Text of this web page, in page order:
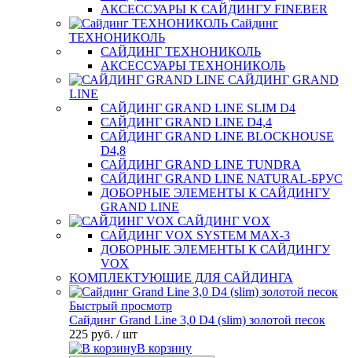
АКСЕССУАРЫ К САЙДИНГУ FINEBER
Сайдинг
ТЕХНОНИКОЛЬ
САЙДИНГ ТЕХНОНИКОЛЬ
АКСЕССУАРЫ ТЕХНОНИКОЛЬ
САЙДИНГ GRAND
LINE
САЙДИНГ GRAND LINE SLIM D4
САЙДИНГ GRAND LINE D4,4
САЙДИНГ GRAND LINE BLOCKHOUSE
D4,8
САЙДИНГ GRAND LINE TUNDRA
САЙДИНГ GRAND LINE NATURAL-БРУС
ДОБОРНЫЕ ЭЛЕМЕНТЫ К САЙДИНГУ
GRAND LINE
САЙДИНГ VOX
САЙДИНГ VOX SYSTEM MAX-3
ДОБОРНЫЕ ЭЛЕМЕНТЫ К САЙДИНГУ
VOX
КОМПЛЕКТУЮЩИЕ ДЛЯ САЙДИНГА
Быстрый просмотр
Сайдинг Grand Line 3,0 D4 (slim) золотой песок
225 руб. / шт
В корзину